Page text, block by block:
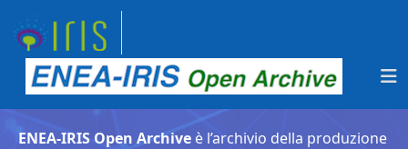
ENEA-IRIS Open Archive è l’archivio della produzione